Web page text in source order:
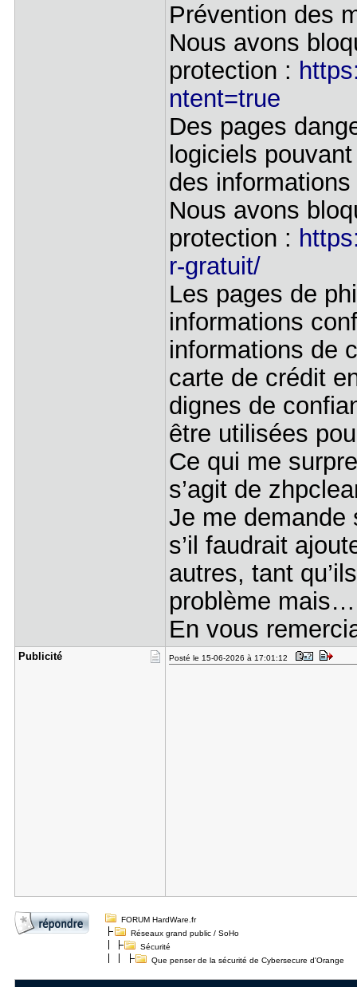
Prévention des
Nous avons
protection :
ntent=true
Des pages
logiciels
des
Nous avons
protection :
r-gratuit/
Les pages de
informations
informations de
carte de crédit
dignes de
être utilisées
Ce qui me
s’agit de
Je me demande
s’il faudrait
autres, tant
problème mais…
En vous
Publicité Posté le 15-06-2026 à 17:01:12
FORUM HardWare.fr
Réseaux grand public / SoHo
Sécurité
Que penser de la sécurité de Cybersecure d'Orange